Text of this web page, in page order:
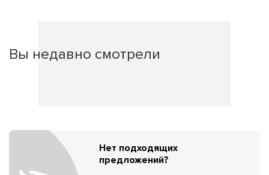
Вы недавно смотрели
Нет подходящих
предложений?